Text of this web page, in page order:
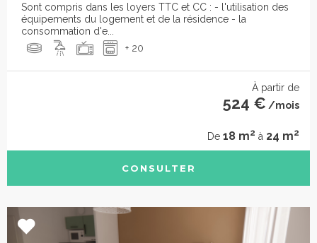
Sont compris dans les loyers TTC et CC : - l'utilisation des
équipements du logement et de la résidence - la
consommation d'e...
+ 20
À partir de
524 € /mois
De 18 m2 à 24 m2
CONSULTER